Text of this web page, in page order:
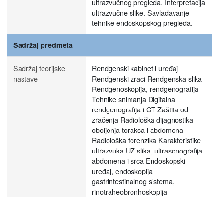
ultrazvučnog pregleda. Interpretacija
ultrazvučne slike. Savladavanje
tehnike endoskopskog pregleda.
Sadržaj predmeta
Sadržaj teorijske
nastave
Rendgenski kabinet i uređaj
Rendgenski zraci Rendgenska slika
Rendgenoskopija, rendgenografija
Tehnike snimanja Digitalna
rendgenografija i CT Zaštita od
zračenja Radiološka dijagnostika
oboljenja toraksa i abdomena
Radiološka forenzika Karakteristike
ultrazvuka UZ slika, ultrasonografija
abdomena i srca Endoskopski
uređaj, endoskopija
gastrintestinalnog sistema,
rinotraheobronhoskopija